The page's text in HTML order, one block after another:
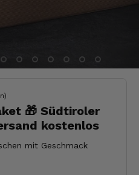
🎁 Südtiroler
kostenlos
mit Geschmack